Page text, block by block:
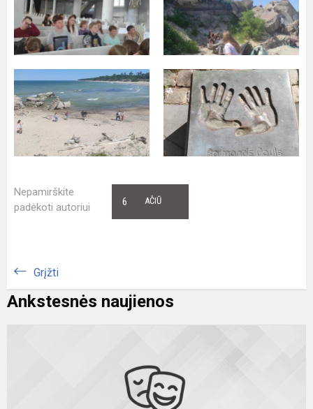
Nepamirškite
padėkoti autoriui
AČIŪ
6
Grįžti
Ankstesnės naujienos